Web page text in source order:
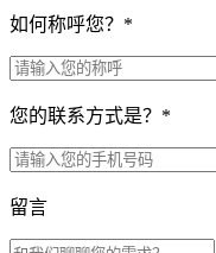
如何称呼您？ *
您的联系方式是？ *
留言